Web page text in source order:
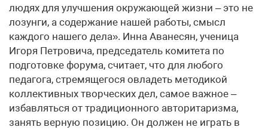
людях для улучшения окружающей жизни – это не
лозунги, а содержание нашей работы, смысл
каждого нашего дела». Инна Аванесян, ученица
Игоря Петровича, председатель комитета по
подготовке форума, считает, что для любого
педагога, стремящегося овладеть методикой
коллективных творческих дел, самое важное –
избавляться от традиционного авторитаризма,
занять верную позицию. Он должен не играть в